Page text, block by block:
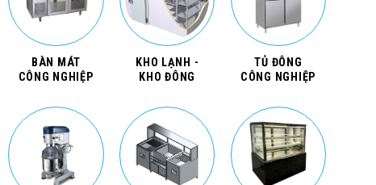
BÀN MÁT
CÔNG NGHIỆP
KHO LẠNH -
KHO ĐÔNG
TỦ ĐÔNG
CÔNG NGHIỆP